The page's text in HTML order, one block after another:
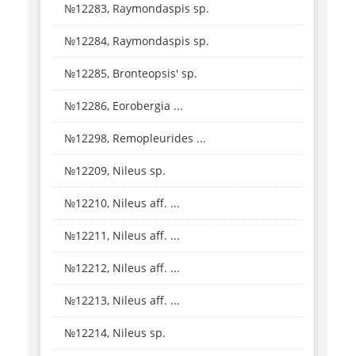
№12283, Raymondaspis sp.
№12284, Raymondaspis sp.
№12285, Bronteopsis' sp.
№12286, Eorobergia ...
№12298, Remopleurides ...
№12209, Nileus sp.
№12210, Nileus aff. ...
№12211, Nileus aff. ...
№12212, Nileus aff. ...
№12213, Nileus aff. ...
№12214, Nileus sp.